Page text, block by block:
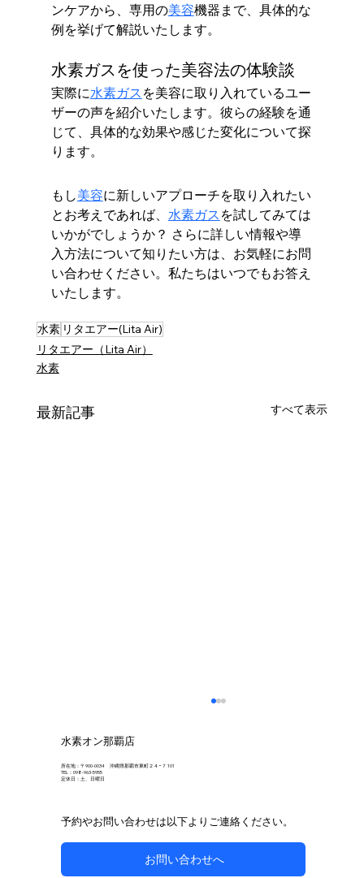
水素オン那覇店
所在地：〒900-0034 沖縄県那覇市東町２４−７ 101
TEL：098-963-5955
定休日：土、日曜日
予約やお問い合わせは以下よりご連絡ください。
お問い合わせへ
ンケアから、専用の美容機器まで、具体的な
例を挙げて解説いたします。
水素ガスを使った美容法の体験談
実際に水素ガス を美容に取り入れているユー
ザーの声を紹介いたします。彼らの経験を通
じて、具体的な効果や感じた変化について探
ります。
もし美容に新しいアプローチを取り入れたい
とお考えであれば、 水素ガス を試してみては
いかがでしょうか？ さらに詳しい情報や導
入方法について知りたい方は、お気軽にお問
い合わせください。私たちはいつでもお答え
いたします。
水素 リタエアー(Lita Air)
リタエアー（Lita Air）
水素
最新記事 すべて表示